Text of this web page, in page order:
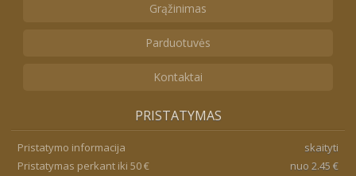
Grąžinimas
Parduotuvės
Kontaktai
PRISTATYMAS
Pristatymo informacija
skaityti
Pristatymas perkant iki 50 €
nuo 2.45 €